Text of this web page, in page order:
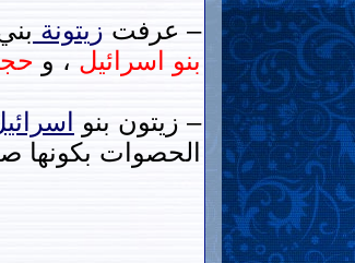
– عرفت زيتونة
بنو اسرائيل ، و
– زيتون بنو
الحصوات بكونها